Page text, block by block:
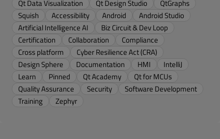
Qt Data Visualization
Qt Design Studio
QtGraphs
Squish
Accessibility Android
Android Studio
Artificial Intelligence AI
Biz Circuit & Dev Loop
Certification
Collaboration
Compliance
Cross platform
Cyber Resilience Act (CRA)
Design Sphere
Documentation HMI
IntelliJ
Learn
Pinned Qt Academy
Qt for MCUs
Quality Assurance
Security
Software Development
Training
Zephyr